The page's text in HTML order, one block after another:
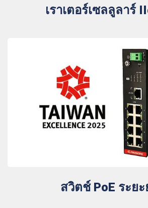
เราเตอร์เซลลูลาร์
สวิตช์ PoE ระยะ